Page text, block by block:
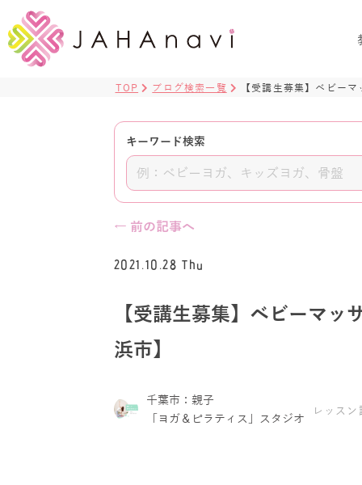
TOP ブログ検索一覧 【受講生募集】ベビー
キーワード検索
← 前の記事へ
2021.10.28 Thu
【受講生募集】ベビーマ
浜市】
千葉市：親子
「ヨガ＆ピラティス」スタジオ
レッス